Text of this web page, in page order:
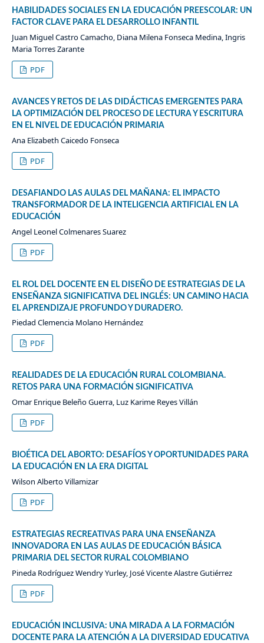
HABILIDADES SOCIALES EN LA EDUCACIÓN PREESCOLAR: UN
FACTOR CLAVE PARA EL DESARROLLO INFANTIL
Juan Miguel Castro Camacho, Diana Milena Fonseca Medina, Ingris
Maria Torres Zarante
PDF
AVANCES Y RETOS DE LAS DIDÁCTICAS EMERGENTES PARA
LA OPTIMIZACIÓN DEL PROCESO DE LECTURA Y ESCRITURA
EN EL NIVEL DE EDUCACIÓN PRIMARIA
Ana Elizabeth Caicedo Fonseca
PDF
DESAFIANDO LAS AULAS DEL MAÑANA: EL IMPACTO
TRANSFORMADOR DE LA INTELIGENCIA ARTIFICIAL EN LA
EDUCACIÓN
Angel Leonel Colmenares Suarez
PDF
EL ROL DEL DOCENTE EN EL DISEÑO DE ESTRATEGIAS DE LA
ENSEÑANZA SIGNIFICATIVA DEL INGLÉS: UN CAMINO HACIA
EL APRENDIZAJE PROFUNDO Y DURADERO.
Piedad Clemencia Molano Hernández
PDF
REALIDADES DE LA EDUCACIÓN RURAL COLOMBIANA.
RETOS PARA UNA FORMACIÓN SIGNIFICATIVA
Omar Enrique Beleño Guerra, Luz Karime Reyes Villán
PDF
BIOÉTICA DEL ABORTO: DESAFÍOS Y OPORTUNIDADES PARA
LA EDUCACIÓN EN LA ERA DIGITAL
Wilson Alberto Villamizar
PDF
ESTRATEGIAS RECREATIVAS PARA UNA ENSEÑANZA
INNOVADORA EN LAS AULAS DE EDUCACIÓN BÁSICA
PRIMARIA DEL SECTOR RURAL COLOMBIANO
Pineda Rodríguez Wendry Yurley, José Vicente Alastre Gutiérrez
PDF
EDUCACIÓN INCLUSIVA: UNA MIRADA A LA FORMACIÓN
DOCENTE PARA LA ATENCIÓN A LA DIVERSIDAD EDUCATIVA